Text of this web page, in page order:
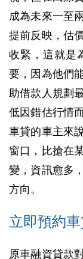
成為未來一至
提前反映，估
收緊，這就是
要，因為他們
助借款人規劃
低因錯估行情
車貸的車主來
窗口，比搶在
變，資訊愈多
方向。
立即預約
原車融資貸款